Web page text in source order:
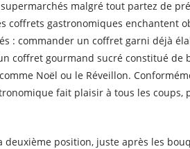
malgré tout partez de
coffrets gastronomiques
: commander un coffret garni déjà
coffret gourmand sucré constitué
Noël ou le Réveillon.
fait plaisir à tous les
deuxième position, juste après les